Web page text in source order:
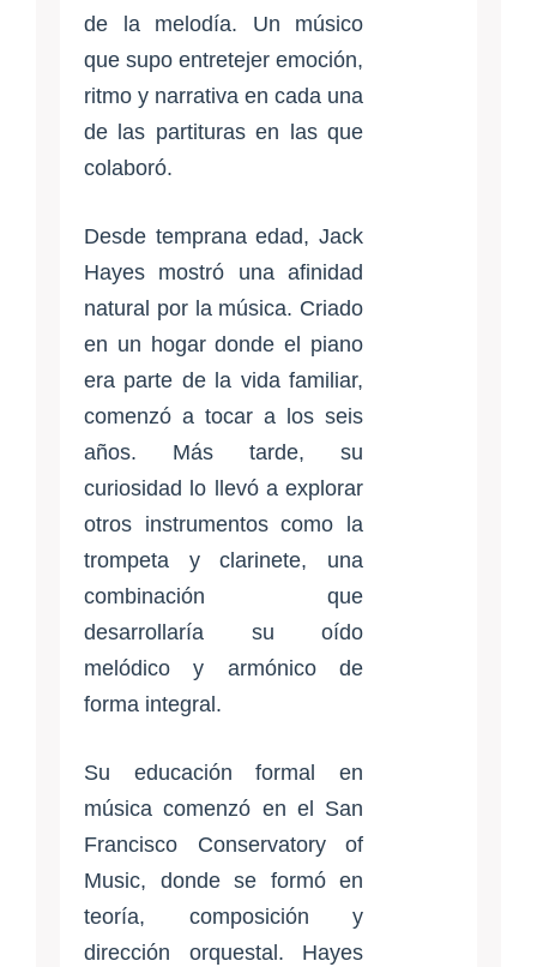
de la melodía. Un músico
que supo entretejer emoción,
ritmo y narrativa en cada una
de las partituras en las que
colaboró.
Desde temprana edad, Jack
Hayes mostró una afinidad
natural por la música. Criado
en un hogar donde el piano
era parte de la vida familiar,
comenzó a tocar a los seis
años. Más tarde, su
curiosidad lo llevó a explorar
otros instrumentos como la
trompeta y clarinete, una
combinación que
desarrollaría su oído
melódico y armónico de
forma integral.
Su educación formal en
música comenzó en el San
Francisco Conservatory of
Music, donde se formó en
teoría, composición y
dirección orquestal. Hayes